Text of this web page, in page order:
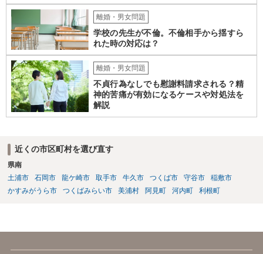
離婚・男女問題
学校の先生が不倫。不倫相手から揺すら
れた時の対応は？
離婚・男女問題
不貞行為なしでも慰謝料請求される？精
神的苦痛が有効になるケースや対処法を
解説
近くの市区町村を選び直す
県南
土浦市
石岡市 龍ケ崎市 取手市 牛久市 つくば市 守谷市
稲敷市
かすみがうら市
つくばみらい市 美浦村 阿見町 河内町 利根町